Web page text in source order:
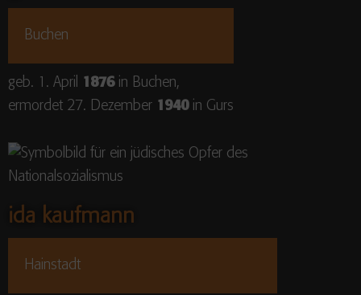
Buchen
geb. 1. April 1876in Buchen,
ermordet 27. Dezember 1940in Gurs
ida kaufmann
Hainstadt